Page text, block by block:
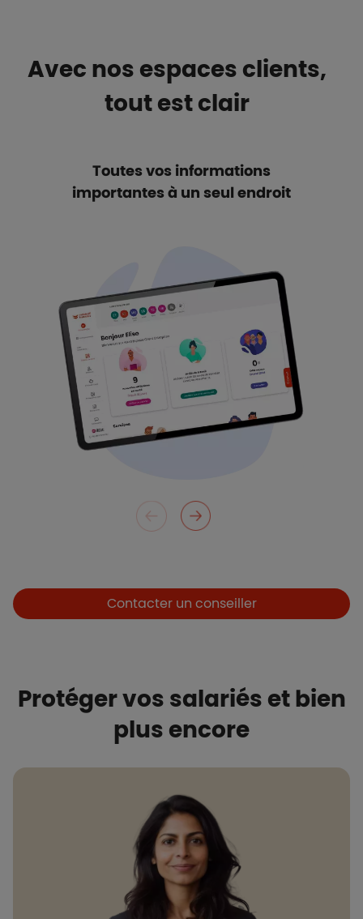
Avec nos espaces clients,
tout est clair
Toutes vos informations
importantes à un seul endroit
Boutons et liensContacter un conseiller
Protéger vos salariés et bien
plus​ encore